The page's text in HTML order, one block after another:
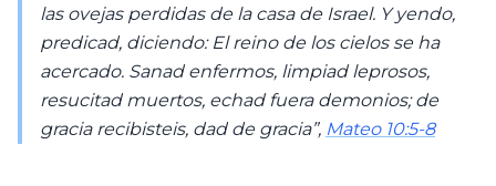
las ovejas perdidas de la casa de Israel. Y yendo,
predicad, diciendo: El reino de los cielos se ha
acercado. Sanad enfermos, limpiad leprosos,
resucitad muertos, echad fuera demonios; de
gracia recibisteis, dad de gracia”, Mateo 10:5-8